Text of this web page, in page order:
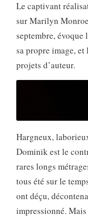
Le captivant
sur Marilyn
septembre, évoque
sa propre image,
projets d’auteur.
Hargneux,
Dominik est le
rares longs
tous été sur le
ont déçu,
impressionné.